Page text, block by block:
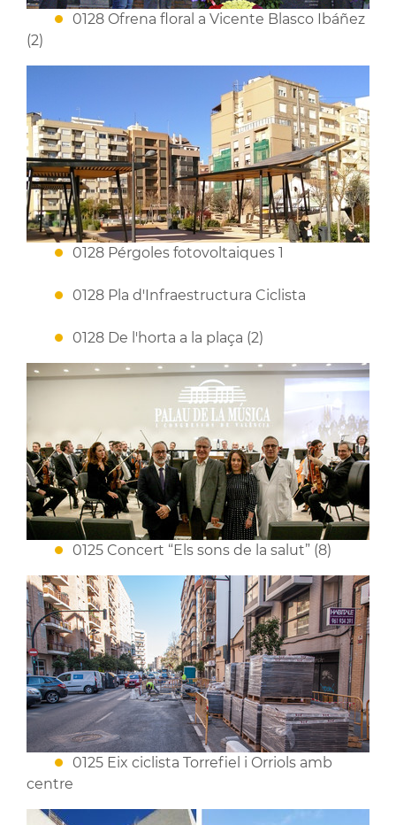
0128 Ofrena floral a Vicente Blasco Ibáñez
(2)
0128 Pérgoles fotovoltaiques 1
0128 Pla d'Infraestructura Ciclista
0128 De l'horta a la plaça (2)
0125 Concert “Els sons de la salut” (8)
0125 Eix ciclista Torrefiel i Orriols amb
centre